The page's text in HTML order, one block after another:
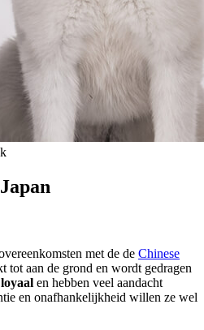
met de de Chinese
tot aan de grond en wordt gedragen
en hebben veel aandacht
en onafhankelijkheid willen ze wel